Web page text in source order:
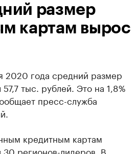
размер
картам вырос
2020 года средний размер
тыс. рублей. Это на 1,8%
пресс-служба
кредитным картам
30 регионов-лидеров. В